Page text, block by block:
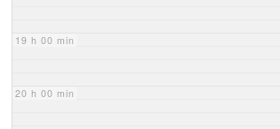
19 h 00 min
20 h 00 min